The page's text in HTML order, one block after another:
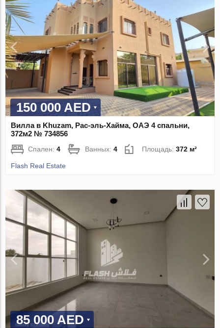
150 000 AED
Вилла в Khuzam, Рас-эль-Хайма, ОАЭ 4 спальни,
372м2 № 734856
Спален:4 Ванных:4 Площадь:372 м²
Flash Real Estate
85 000 AED